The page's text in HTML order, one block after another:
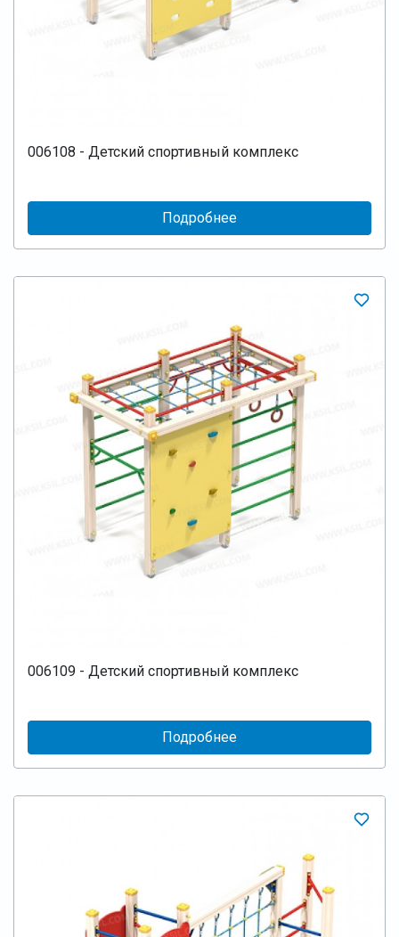
006108 - Детский спортивный комплекс
Подробнее
006109 - Детский спортивный комплекс
Подробнее